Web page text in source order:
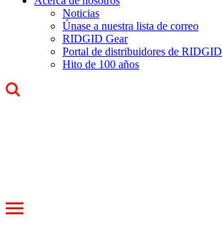
Noticias
Únase a nuestra lista de correo
RIDGID Gear
Portal de distribuidores de RIDGID
Hito de 100 años
Toggle